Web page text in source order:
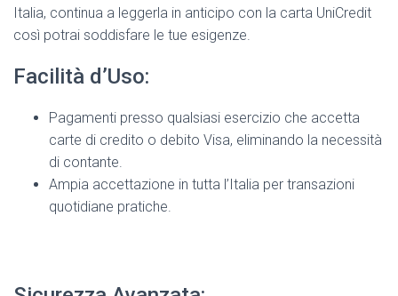
Italia, continua a leggerla in anticipo con la carta UniCredit
così potrai soddisfare le tue esigenze.
Facilità d’Uso:
Pagamenti presso qualsiasi esercizio che accetta
carte di credito o debito Visa, eliminando la necessità
di contante.
Ampia accettazione in tutta l’Italia per transazioni
quotidiane pratiche.